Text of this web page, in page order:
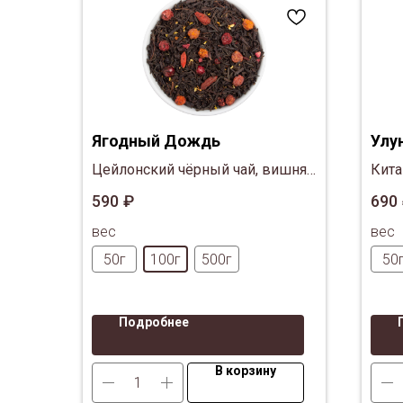
Ягодный Дождь
Цейлонский чёрный чай, вишня,
красная смородина
590 ₽
вес
50г
100г 500г
Подробнее
В корзину
690
вес